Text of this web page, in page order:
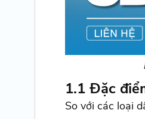
1.1 Đặc
So với các loại